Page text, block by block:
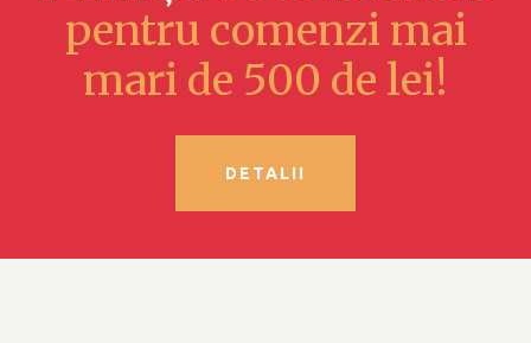
pentru comenzi mai
mari de 500 de lei!
DETALII